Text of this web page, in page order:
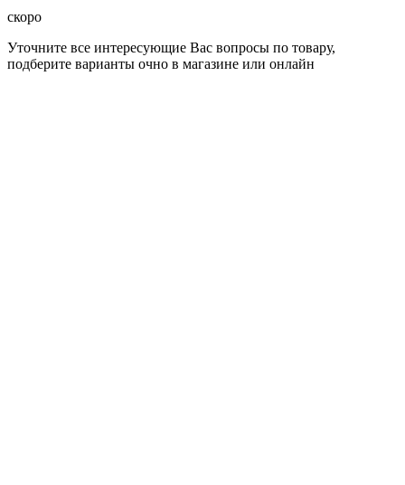
скоро
Уточните все интересующие Вас вопросы по товару,
подберите варианты очно в магазине или онлайн